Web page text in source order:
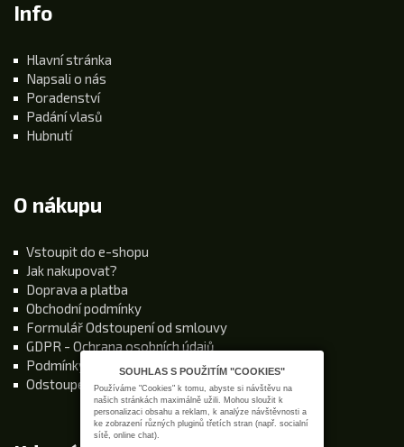
SOUHLAS S POUŽITÍM "COOKIES"
Používáme "Cookies" k tomu, abyste si návštěvu na
našich stránkách maximálně užili. Mohou sloužit k
personalizaci obsahu a reklam, k analýze návštěvnosti a
ke zobrazení různých pluginů třetích stran (např. socialní
sítě, online chat).
Info
Hlavní stránka
Napsali o nás
Poradenství
Padání vlasů
Hubnutí
O nákupu
Vstoupit do e-shopu
Jak nakupovat?
Doprava a platba
Obchodní podmínky
Formulář Odstoupení od smlouvy
GDPR - Ochrana osobních údajů
Podmínky používání stránek
Odstoupení od kupní smlouvy